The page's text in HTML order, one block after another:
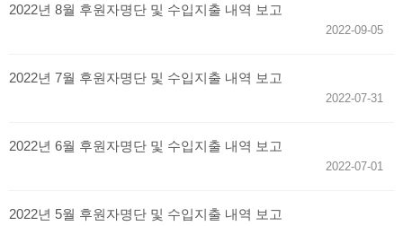
2022년 8월 후원자명단 및 수입지출 내역 보고
2022-09-05
2022년 7월 후원자명단 및 수입지출 내역 보고
2022-07-31
2022년 6월 후원자명단 및 수입지출 내역 보고
2022-07-01
2022년 5월 후원자명단 및 수입지출 내역 보고